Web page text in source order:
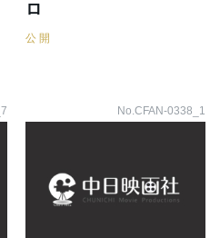
ロ
公開
No.CFAN-0338_1